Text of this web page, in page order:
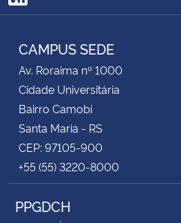
RSS
CAMPUS SEDE
Av. Roraima nº 1000
Cidade Universitária
Bairro Camobi
Santa Maria - RS
CEP: 97105-900
+55 (55) 3220-8000
PPGDCH